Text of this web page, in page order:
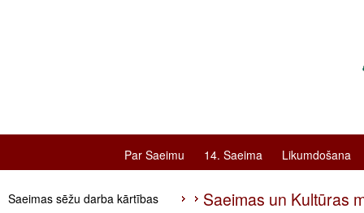
Par Saeimu 14. Saeima Likumdošana
Saeimas sēžu darba kārtības
Saeimas un Kultūras